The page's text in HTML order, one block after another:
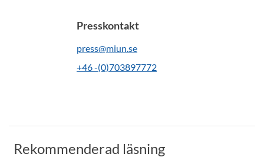
Presskontakt
press@miun.se
+46 -(0)703897772
Rekommenderad läsning